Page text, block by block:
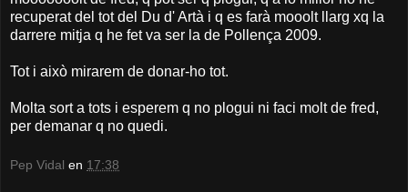
recuperat del tot del Du d' Artà i q es farà mooolt llarg xq la
darrere mitja q he fet va ser la de Pollença 2009.
Tot i això mirarem de donar-ho tot.
Molta sort a tots i esperem q no plogui ni faci molt de fred,
per demanar q no quedi.
Pep Vidal en 17:38